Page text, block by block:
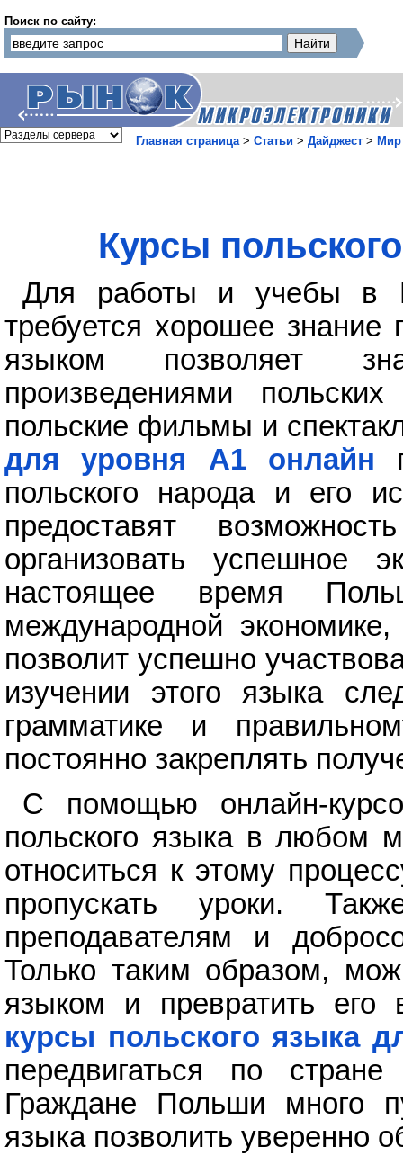
Поиск по сайту:
Главная страница> Статьи > Дайджест > Мир
Курсы
Для работы и учебы в
требуется хорошее
языком позволяет
произведениями
польские фильмы и
для уровня А1 онлайн
польского народа и его
предоставят
организовать успешное
настоящее время
международной
позволит успешно
изучении этого языка
грамматике и
постоянно закреплять
С помощью онлайн-
польского языка в любом
относиться к этому
пропускать уроки.
преподавателям и
Только таким образом,
языком и превратить
курсы польского языка
передвигаться по
Граждане Польши много
языка позволить уверенно